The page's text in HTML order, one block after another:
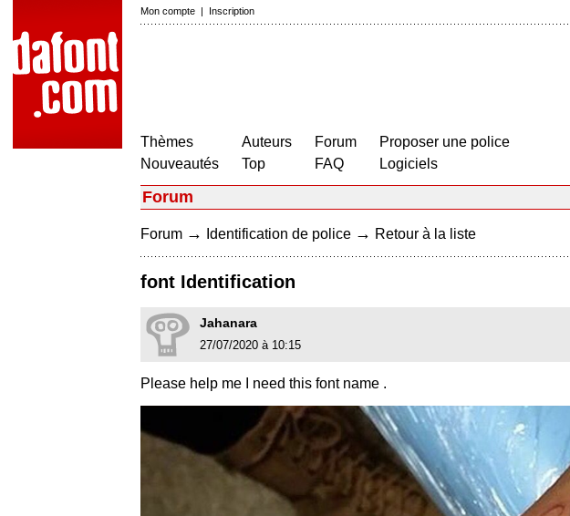
Mon compte | Inscription
Thèmes
Nouveautés
Auteurs
Top
Forum
FAQ
Proposer une police
Logiciels
Forum
Forum → Identification de police → Retour à la liste
font Identification
Jahanara
27/07/2020 à 10:15
Please help me I need this font name .